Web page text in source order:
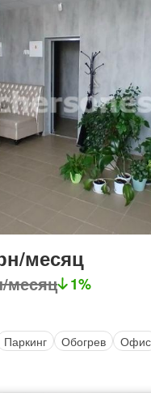
месяц
месяц 1%
Паркинг Обогрев Офис